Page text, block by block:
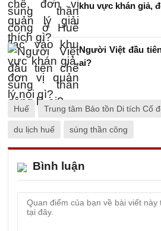
khu vực khán giả,
Người Việt đầu
ai?
Huế Trung tâm Bảo tồn Di tích Cố
du lịch huế súng thần công
Bình luận